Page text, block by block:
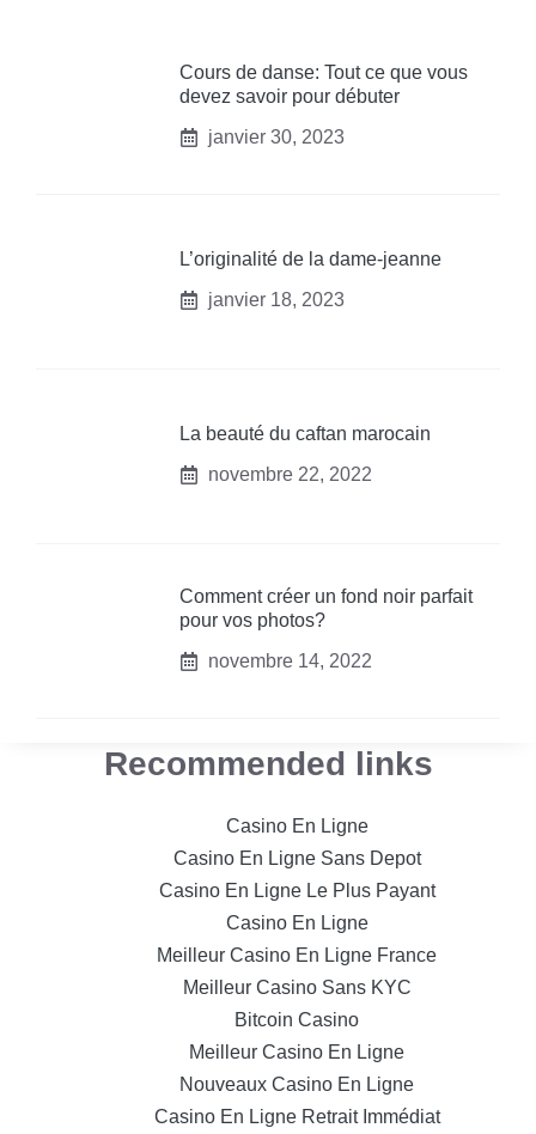
Cours de danse: Tout ce que vous
devez savoir pour débuter
janvier 30, 2023
L’originalité de la dame-jeanne
janvier 18, 2023
La beauté du caftan marocain
novembre 22, 2022
Comment créer un fond noir parfait
pour vos photos?
novembre 14, 2022
Recommended links
Casino En Ligne
Casino En Ligne Sans Depot
Casino En Ligne Le Plus Payant
Casino En Ligne
Meilleur Casino En Ligne France
Meilleur Casino Sans KYC
Bitcoin Casino
Meilleur Casino En Ligne
Nouveaux Casino En Ligne
Casino En Ligne Retrait Immédiat